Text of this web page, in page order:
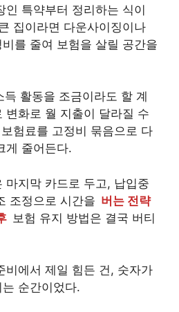
인 특약부터 정리하는 식이
집이라면 다운사이징이나
를 줄여 보험을 살릴 공간을
활동을 조금이라도 할 계
변화로 월 지출이 달라질 수
험료를 고정비 묶음으로 다
게 줄어든다.
마지막 카드로 두고, 납입중
조정으로 시간을 버는 전략
보험 유지 방법은 결국 버티
비에서 제일 힘든 건, 숫자가
순간이었다.